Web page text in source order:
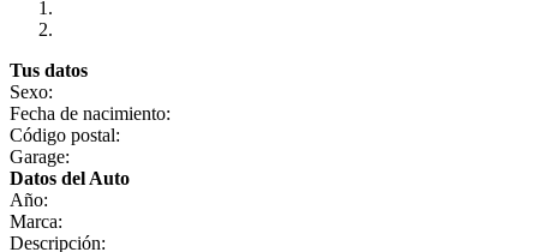
Tus datos
Sexo:
Fecha de nacimiento:
Código postal:
Garage:
Datos del Auto
Año:
Marca:
Descripción: